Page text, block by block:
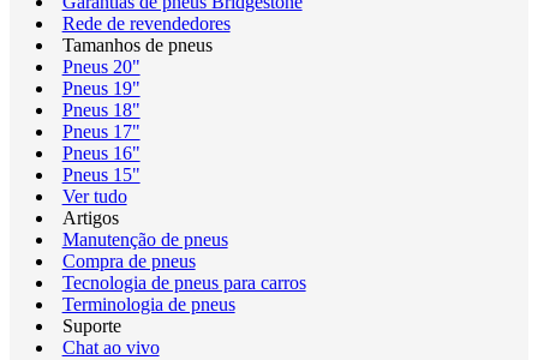
Rede de revendedores
Tamanhos de pneus
Pneus 20"
Pneus 19"
Pneus 18"
Pneus 17"
Pneus 16"
Pneus 15"
Ver tudo
Artigos
Manutenção de pneus
Compra de pneus
Tecnologia de pneus para carros
Terminologia de pneus
Suporte
Chat ao vivo